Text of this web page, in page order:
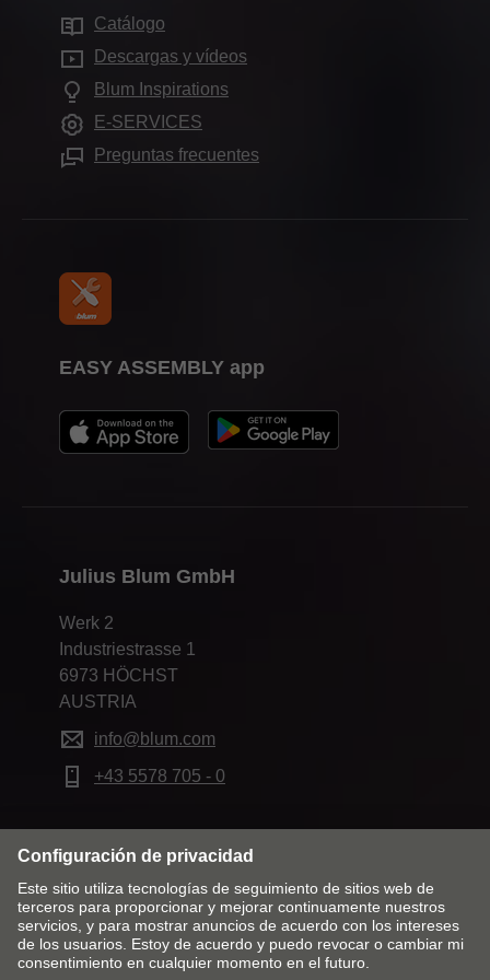
Aplicaciones para armarios
Ayudas de montaje
Otros productos
Compliance
Formación
Prensa
Showroom de Blum
Showrooms en todo el mundo
Julius Blum GmbH
Werk 2
Industriestrasse 1
6973 HÖCHST
AUSTRIA
info@blum.com
+43 5578 705 - 0
EASY ASSEMBLY app
Catálogo
Descargas y vídeos
Blum Inspirations
E-SERVICES
Preguntas frecuentes
Cambiar mercado e idioma
Contacto Pie de imprenta